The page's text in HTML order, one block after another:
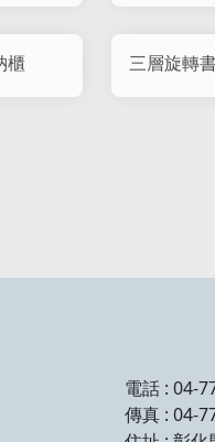
櫃 三層旋轉
電話 : 04-
傳真 : 04-